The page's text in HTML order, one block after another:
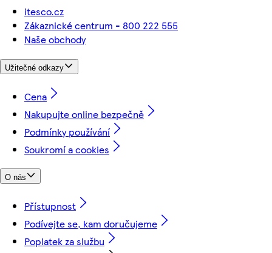
itesco.cz
Zákaznické centrum - 800 222 555
Naše obchody
Užitečné odkazy
Cena
Nakupujte online bezpečně
Podmínky používání
Soukromí a cookies
O nás
Přístupnost
Podívejte se, kam doručujeme
Poplatek za službu